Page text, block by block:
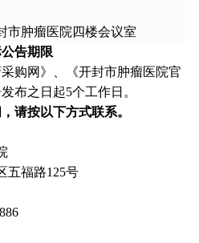
市肿瘤医院四楼会议室
告期限
购网》、《开封市肿瘤医院官
布之日起5个工作日。
请按以下方式联系。
五福路125号